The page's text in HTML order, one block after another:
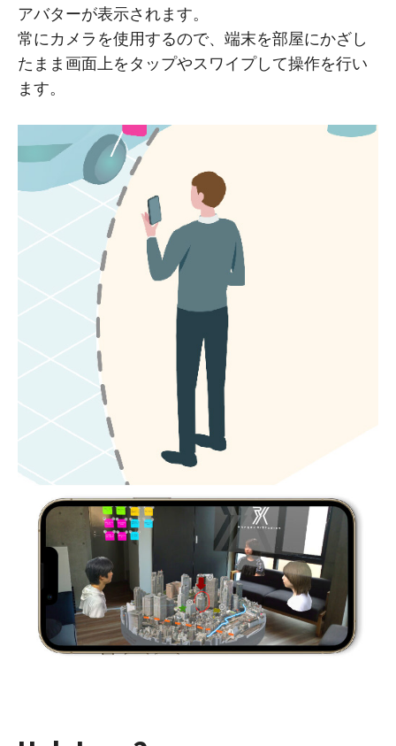
アバターが表示されます。
常にカメラを使用するので、端末を部屋にかざし
たまま画面上をタップやスワイプして操作を行い
ます。